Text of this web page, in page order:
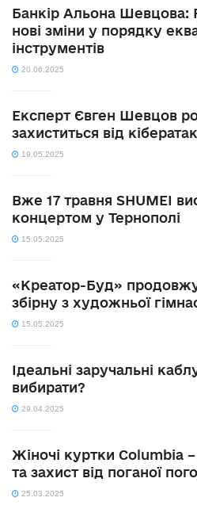
Банкір Альона Шевцова:
нові зміни у порядку
інструментів
20.06.2025
Експерт Євген Шевцов
захиститься від
19.05.2025
Вже 17 травня SHUMEI
концертом у Тернополі
15.05.2025
«Креатор-Буд»
збірну з художньої
15.05.2025
Ідеальні заручальні
вибирати?
29.04.2025
Жіночі куртки Columbia
та захист від поганої
25.03.2025